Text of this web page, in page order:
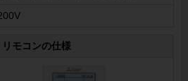
モコンの仕様